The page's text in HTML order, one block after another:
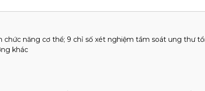
chức năng cơ thể; 9 chỉ số xét nghiệm tầm soát ung thư
khác